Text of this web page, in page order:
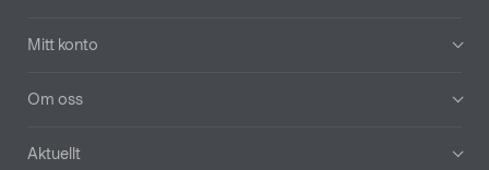
Mitt konto
Om oss
Aktuellt